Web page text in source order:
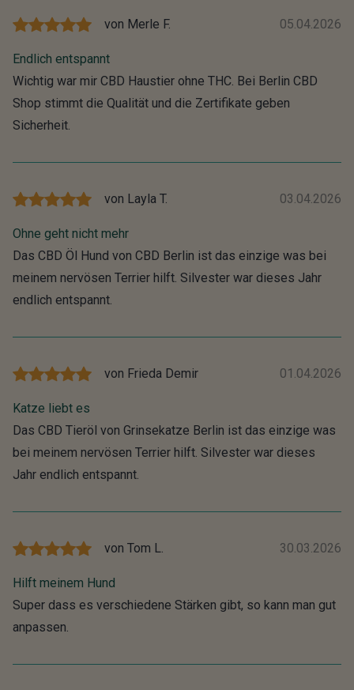
von Merle F. 05.04.2026
Endlich entspannt
Wichtig war mir CBD Haustier ohne THC. Bei Berlin CBD
Shop stimmt die Qualität und die Zertifikate geben
Sicherheit.
von Layla T. 03.04.2026
Ohne geht nicht mehr
Das CBD Öl Hund von CBD Berlin ist das einzige was bei
meinem nervösen Terrier hilft. Silvester war dieses Jahr
endlich entspannt.
von Frieda Demir 01.04.2026
Katze liebt es
Das CBD Tieröl von Grinsekatze Berlin ist das einzige was
bei meinem nervösen Terrier hilft. Silvester war dieses
Jahr endlich entspannt.
von Tom L. 30.03.2026
Hilft meinem Hund
Super dass es verschiedene Stärken gibt, so kann man gut
anpassen.